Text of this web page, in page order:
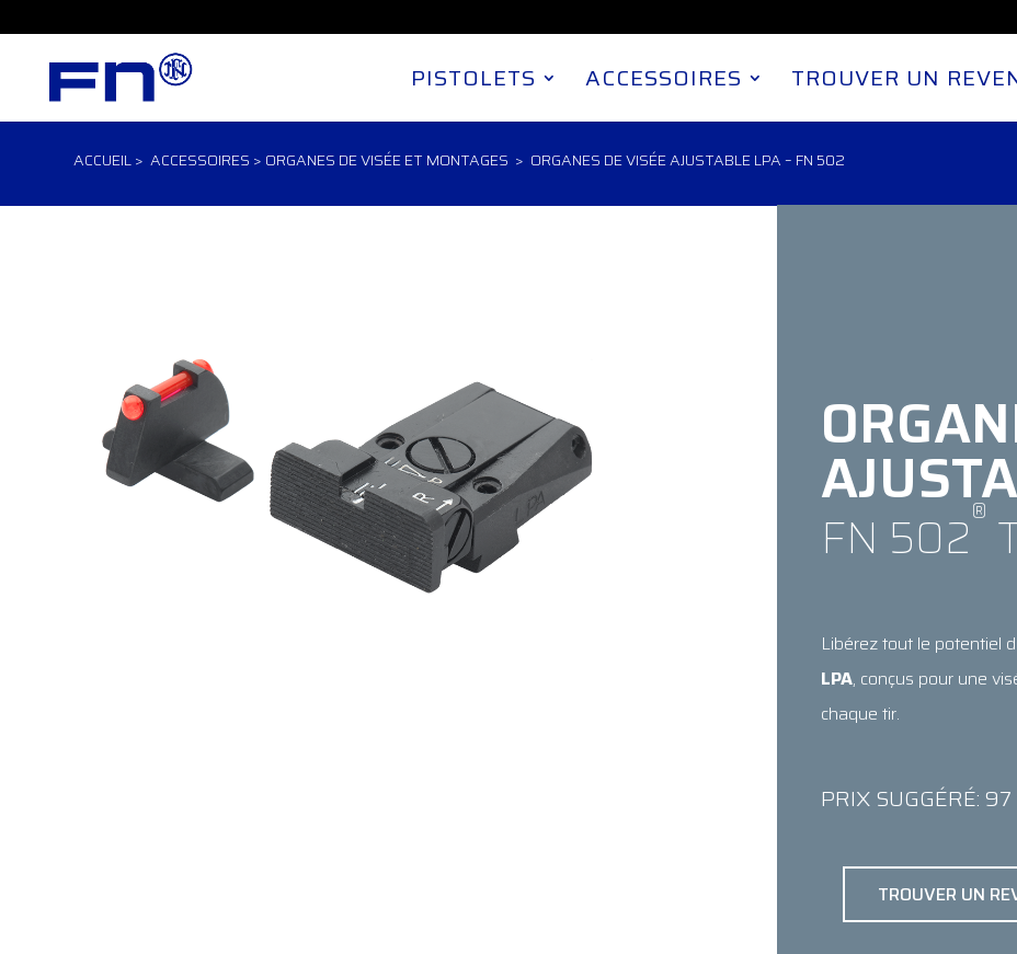
PISTOLETS ACCESSOIRES TROUVER UN
ACCUEIL>ACCESSOIRES > ORGANES DE VISÉE ET MONTAGES > ORGANES DE VISÉE AJUSTABLE LPA – FN 502
FN 502®
Libérez tout le potentiel
LPA, conçus pour une
chaque tir.
PRIX SUGGÉRÉ:
TROUVER UN